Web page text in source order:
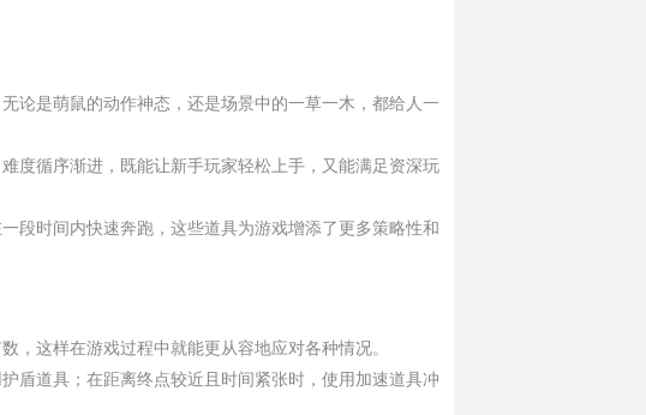
论是萌鼠的动作神态，还是场景中的一草一木，都给人一
度循序渐进，既能让新手玩家轻松上手，又能满足资深玩
段时间内快速奔跑，这些道具为游戏增添了更多策略性和
这样在游戏过程中就能更从容地应对各种情况。
盾道具；在距离终点较近且时间紧张时，使用加速道具冲